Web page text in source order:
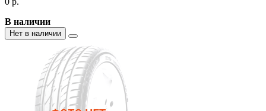
В наличии
Нет в наличии